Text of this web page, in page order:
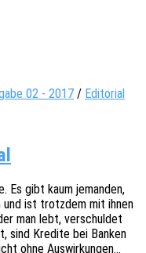
02 - 2017 / Editorial
Es gibt kaum jeman­den,
und ist trotz­dem mit ihnen
man lebt, verschul­det
sind Kredi­te bei Banken
ohne Auswirkungen…